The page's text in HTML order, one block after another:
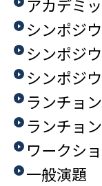
アカデミ
シンポジ
シンポジ
シンポジ
ランチョ
ランチョ
ワークシ
一般演題